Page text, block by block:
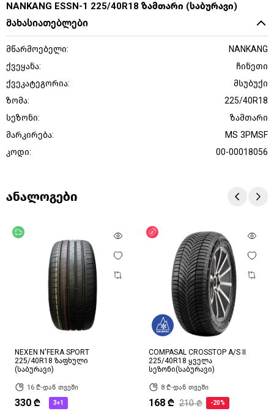
NANKANG ESSN-1 225/40R18 ზამთარი (საბურავი)
მახასიათებლები
მწარმოებელი:
NANKANG
ქვეყანა:
ჩინეთი
ქვეკატეგორია:
მსუბუქი
ზომა:
225/40R18
სეზონი:
ზამთარი
მარკირება:
MS 3PMSF
კოდი:
00-00018056
ანალოგები
NEXEN N'FERA SPORT
225/40R18 ზაფხული
(საბურავი)
16 ₾-დან თვეში
330 ₾ 3+1
ფასდაკლება
COMPASAL CROSSTOP A/S II
225/40R18 ყველა
სეზონი(საბურავი)
8 ₾-დან თვეში
168 ₾ 210 ₾ -20%